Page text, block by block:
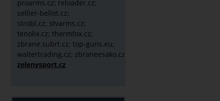
proarms.cz; reloader.cz;
sellier-bellot.cz;
strobl.cz; stvarms.cz;
tenolix.cz; thermfox.cz;
zbrane.subrt.cz; top-guns.eu;
waltertrading.cz; zbraneesako.cz;
zelenysport.cz